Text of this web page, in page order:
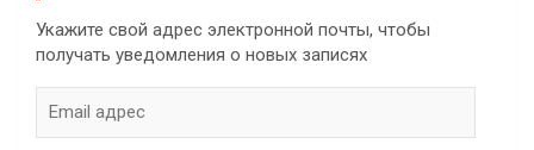
Укажите свой адрес электронной почты, чтобы
получать уведомления о новых записях
адрес